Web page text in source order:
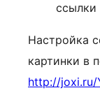
ссылки
Настройка
картинки в
http://joxi.ru/